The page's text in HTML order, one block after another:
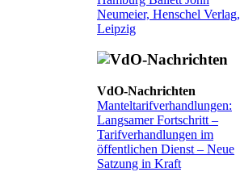
Neumeier, Henschel Verlag,
Leipzig
VdO-Nachrichten
Manteltarifverhandlungen:
Langsamer Fortschritt –
Tarifverhandlungen im
öffentlichen Dienst – Neue
Satzung in Kraft